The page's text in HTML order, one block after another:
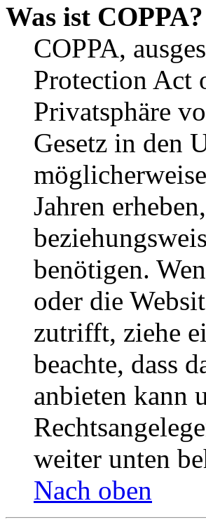
Was ist COPPA?
COPPA,
Protection Act
Privatsphäre
Gesetz in den
Jahren
benötigen.
oder die
zutrifft, ziehe
beachte, dass
anbieten kann
weiter unten
Nach oben